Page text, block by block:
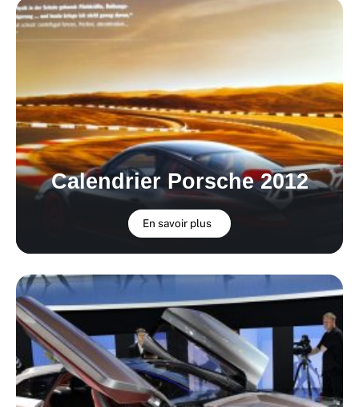
Calendrier Porsche 2012
En savoir plus